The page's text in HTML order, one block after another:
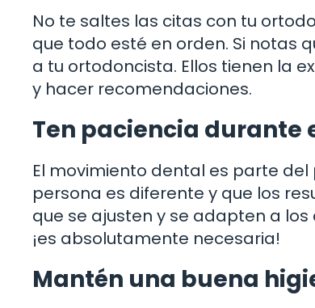
No te saltes las citas con tu
que todo esté en orden. Si notas
a tu ortodoncista. Ellos tienen la
y hacer recomendaciones.
Ten paciencia durante
El movimiento dental es parte
persona es diferente y que los
que se ajusten y se adapten a
¡es absolutamente necesaria!
Mantén una buena